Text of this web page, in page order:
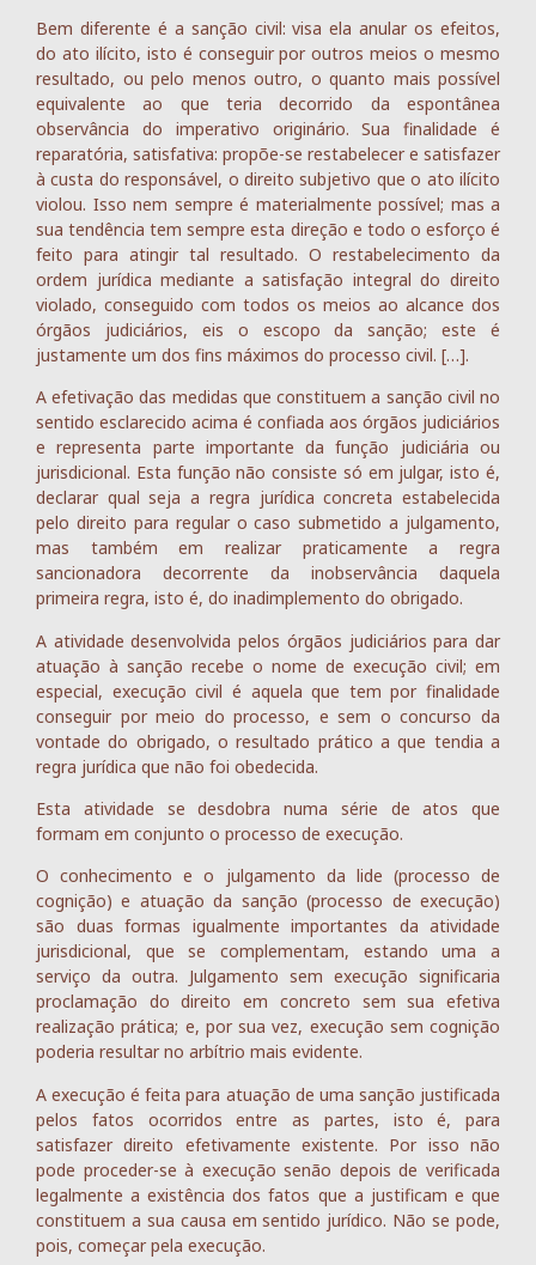
Bem diferente é a sanção civil: visa ela anular os efeitos,
do ato ilícito, isto é conseguir por outros meios o mesmo
resultado, ou pelo menos outro, o quanto mais possível
equivalente ao que teria decorrido da espontânea
observância do imperativo originário. Sua finalidade é
reparatória, satisfativa: propõe-se restabelecer e satisfazer
à custa do responsável, o direito subjetivo que o ato ilícito
violou. Isso nem sempre é materialmente possível; mas a
sua tendência tem sempre esta direção e todo o esforço é
feito para atingir tal resultado. O restabelecimento da
ordem jurídica mediante a satisfação integral do direito
violado, conseguido com todos os meios ao alcance dos
órgãos judiciários, eis o escopo da sanção; este é
justamente um dos fins máximos do processo civil. […].
A efetivação das medidas que constituem a sanção civil no
sentido esclarecido acima é confiada aos órgãos judiciários
e representa parte importante da função judiciária ou
jurisdicional. Esta função não consiste só em julgar, isto é,
declarar qual seja a regra jurídica concreta estabelecida
pelo direito para regular o caso submetido a julgamento,
mas também em realizar praticamente a regra
sancionadora decorrente da inobservância daquela
primeira regra, isto é, do inadimplemento do obrigado.
A atividade desenvolvida pelos órgãos judiciários para dar
atuação à sanção recebe o nome de execução civil; em
especial, execução civil é aquela que tem por finalidade
conseguir por meio do processo, e sem o concurso da
vontade do obrigado, o resultado prático a que tendia a
regra jurídica que não foi obedecida.
Esta atividade se desdobra numa série de atos que
formam em conjunto o processo de execução.
O conhecimento e o julgamento da lide (processo de
cognição) e atuação da sanção (processo de execução)
são duas formas igualmente importantes da atividade
jurisdicional, que se complementam, estando uma a
serviço da outra. Julgamento sem execução significaria
proclamação do direito em concreto sem sua efetiva
realização prática; e, por sua vez, execução sem cognição
poderia resultar no arbítrio mais evidente.
A execução é feita para atuação de uma sanção justificada
pelos fatos ocorridos entre as partes, isto é, para
satisfazer direito efetivamente existente. Por isso não
pode proceder-se à execução senão depois de verificada
legalmente a existência dos fatos que a justificam e que
constituem a sua causa em sentido jurídico. Não se pode,
pois, começar pela execução.